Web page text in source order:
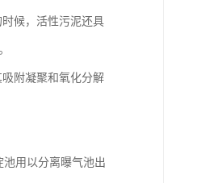
候，活性污泥还具
附凝聚和氧化分解
池用以分离曝气池出